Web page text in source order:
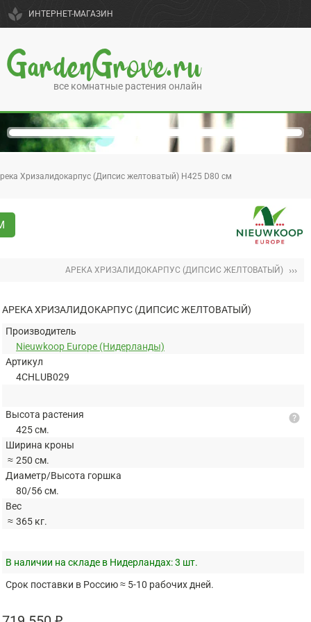
spa ИНТЕРНЕТ-МАГАЗИН
GardenGrove.ru
все комнатные растения онлайн
Хризалидокарпус (Дипсис желтоватый) H425 D80 см
АРЕКА ХРИЗАЛИДОКАРПУС (ДИПСИС ЖЕЛТОВАТЫЙ) ›››
АРЕКА ХРИЗАЛИДОКАРПУС (ДИПСИС ЖЕЛТОВАТЫЙ)
Производитель
Nieuwkoop Europe (Нидерланды)
Артикул
4CHLUB029
Высота растения
425 см.
Ширина кроны
≈ 250 см.
Диаметр/Высота горшка
80/56 см.
Вес
≈ 365 кг.
help
В наличии на складе в Нидерландах:3 шт.
Срок поставки в Россию ≈ 5-10 рабочих дней.